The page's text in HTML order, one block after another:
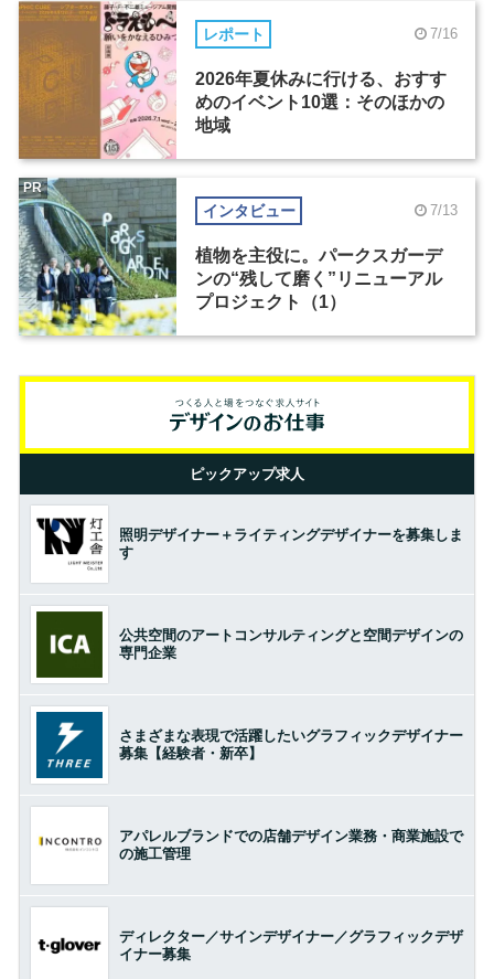
レポート 7/16
2026年夏休みに行ける、おすす
めのイベント10選：そのほかの
地域
インタビュー 7/13
植物を主役に。パークスガーデ
ンの“残して磨く”リニューアル
プロジェクト（1）
PR
ピックアップ求人
照明デザイナー＋ライティングデザイナーを募集しま
す
公共空間のアートコンサルティングと空間デザインの
専門企業
さまざまな表現で活躍したいグラフィックデザイナー
募集【経験者・新卒】
アパレルブランドでの店舗デザイン業務・商業施設で
の施工管理
ディレクター／サインデザイナー／グラフィックデザ
イナー募集